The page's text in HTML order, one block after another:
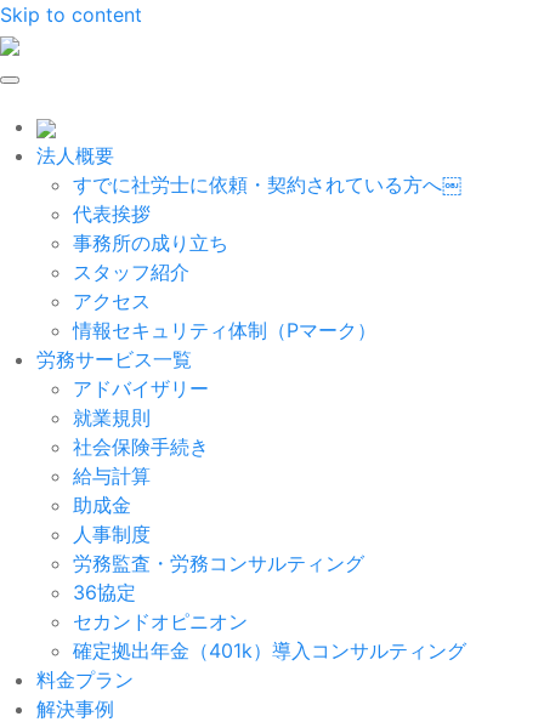
Skip to content
法人概要
すでに社労士に依頼・契約されている方へ￼
代表挨拶
事務所の成り立ち
スタッフ紹介
アクセス
情報セキュリティ体制（Pマーク）
労務サービス一覧
アドバイザリー
就業規則
社会保険手続き
給与計算
助成金
人事制度
労務監査・労務コンサルティング
36協定
セカンドオピニオン
確定拠出年金（401k）導入コンサルティング
料金プラン
解決事例